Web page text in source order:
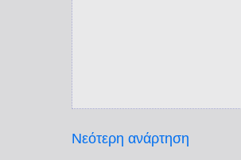
Νεότερη ανάρτηση